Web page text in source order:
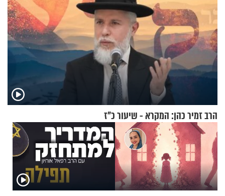
הרב זמיר כהן: המקרא - שיעור כ"ז